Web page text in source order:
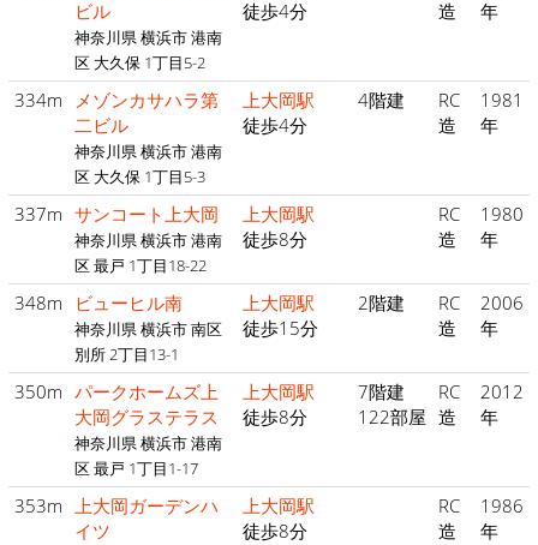
ビル
神奈川県 横浜市 港南
区 大久保 1丁目5-2
徒歩4分
造
年
334m
メゾンカサハラ第
二ビル
神奈川県 横浜市 港南
区 大久保 1丁目5-3
上大岡駅
徒歩4分
4階建
RC
造
1981
年
337m サンコート上大岡
神奈川県 横浜市 港南
区 最戸 1丁目18-22
上大岡駅
徒歩8分
RC
造
1980
年
348m ビューヒル南
神奈川県 横浜市 南区
別所 2丁目13-1
上大岡駅
徒歩15分
2階建
RC
造
2006
年
350m パークホームズ上
大岡グラステラス
神奈川県 横浜市 港南
区 最戸 1丁目1-17
上大岡駅
徒歩8分
7階建
122部屋
RC
造
2012
年
353m 上大岡ガーデンハ
イツ
上大岡駅
徒歩8分
RC
造
1986
年